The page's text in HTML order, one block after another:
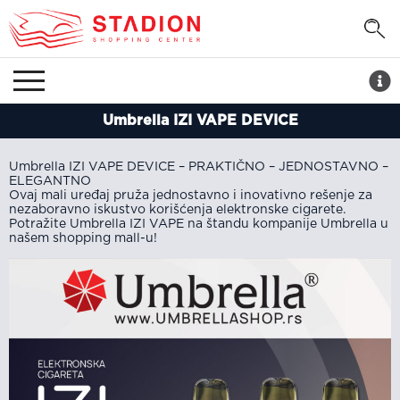
Umbrella IZI VAPE DEVICE
Umbrella IZI VAPE DEVICE – PRAKTIČNO – JEDNOSTAVNO –
ELEGANTNO
Ovaj mali uređaj pruža jednostavno i inovativno rešenje za
nezaboravno iskustvo korišćenja elektronske cigarete.
Potražite Umbrella IZI VAPE na štandu kompanije Umbrella u
našem shopping mall-u!